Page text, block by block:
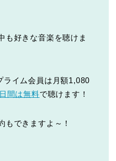
も好きな音楽を聴けま
ライム会員は月額1,080
間は無料で聴けます！
もできますよ～！